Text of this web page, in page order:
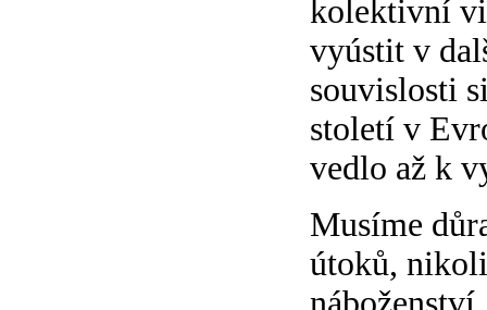
kolektivní
vyústit v
souvislosti
století v
vedlo až k
Musíme
útoků,